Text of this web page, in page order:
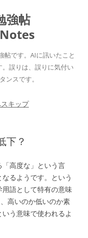
強帖
帖です。AIに訊いたこと
誤りは、誤りに気付い
ンスです。
キップ
下？
高度な」という言
るようです。という
語として特有の意味
高いのか低いのか素
う意味で使われるよ